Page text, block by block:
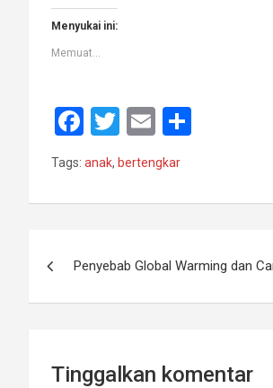
Menyukai ini:
Memuat...
F
ce
b
o
k
T
wi
tt
er
E
m
ail
e
Tags: anak, bertengkar
Penyebab Global Warming dan
Tinggalkan komentar